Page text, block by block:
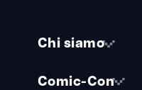
Chi siamo
Comic-Con